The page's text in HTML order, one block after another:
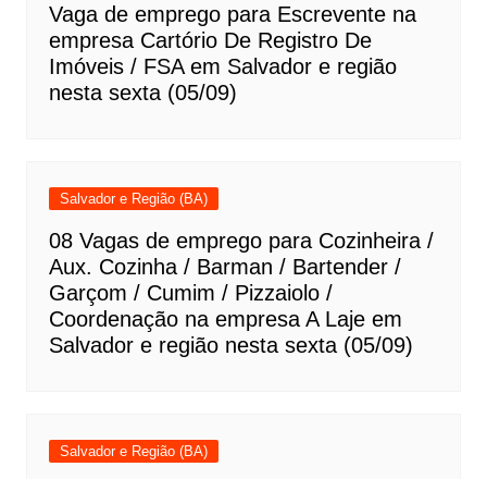
Vaga de emprego para Escrevente na
empresa Cartório De Registro De
Imóveis / FSA em Salvador e região
nesta sexta (05/09)
Salvador e Região (BA)
08 Vagas de emprego para Cozinheira /
Aux. Cozinha / Barman / Bartender /
Garçom / Cumim / Pizzaiolo /
Coordenação na empresa A Laje em
Salvador e região nesta sexta (05/09)
Salvador e Região (BA)